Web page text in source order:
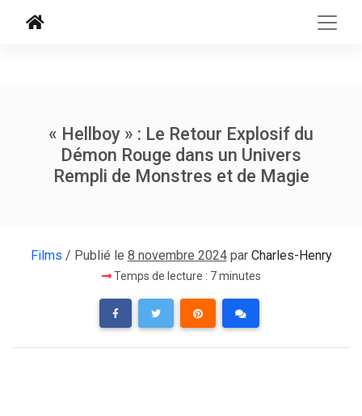
« Hellboy » : Le Retour Explosif du
Démon Rouge dans un Univers
Rempli de Monstres et de Magie
Films / Publié le 8 novembre 2024par Charles-Henry
Temps de lecture : 7 minutes